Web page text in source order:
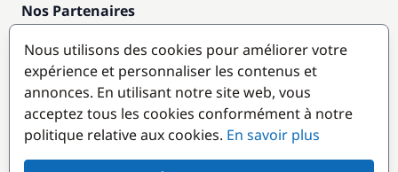
Nos Partenaires
Destinations populaires
Nous utilisons des cookies pour améliorer votre
expérience et personnaliser les contenus et
annonces. En utilisant notre site web, vous
acceptez tous les cookies conformément à notre
politique relative aux cookies. En savoir plus